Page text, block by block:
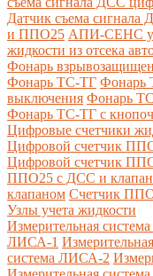
Датчик съема
и ППО25 АПИ-СЕНС
жидкости из отсека
Фонарь
Фонарь ТС-ТГ Фонарь
выключения Фонарь
Фонарь ТС-ТГ с
Цифровые счетчики
Цифровой счетчик
Цифровой счетчик
ППО25 с ДСС и
клапаном Счетчик
Узлы учета жидкости
Измерительная
ЛИСА-1
система ЛИСА-2